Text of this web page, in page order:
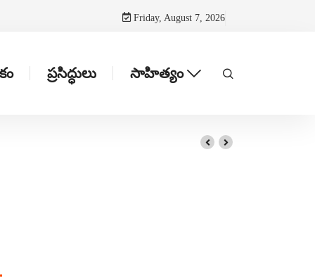
Friday, August 7, 2026
ప్రసిద్ధులు సాహిత్యం